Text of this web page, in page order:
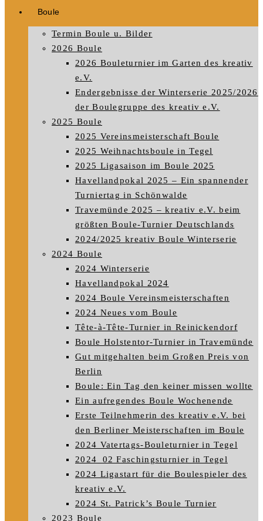
Boule
Termin Boule u. Bilder
2026 Boule
2026 Bouleturnier im Garten des kreativ
e.V.
Endergebnisse der Winterserie 2025/2026
der Boulegruppe des kreativ e.V.
2025 Boule
2025 Vereinsmeisterschaft Boule
2025 Weihnachtsboule in Tegel
2025 Ligasaison im Boule 2025
Havellandpokal 2025 – Ein spannender
Turniertag in Schönwalde
Travemünde 2025 – kreativ e.V. beim
größten Boule-Turnier Deutschlands
2024/2025 kreativ Boule Winterserie
2024 Boule
2024 Winterserie
Havellandpokal 2024
2024 Boule Vereinsmeisterschaften
2024 Neues vom Boule
Tête-à-Tête-Turnier in Reinickendorf
Boule Holstentor-Turnier in Travemünde
Gut mitgehalten beim Großen Preis von
Berlin
Boule: Ein Tag den keiner missen wollte
Ein aufregendes Boule Wochenende
Erste Teilnehmerin des kreativ e.V. bei
den Berliner Meisterschaften im Boule
2024 Vatertags-Bouleturnier in Tegel
2024_02 Faschingsturnier in Tegel
2024 Ligastart für die Boulespieler des
kreativ e.V.
2024 St. Patrick’s Boule Turnier
2023 Boule